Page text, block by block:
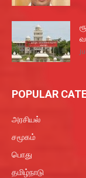
POPULAR
அரசியல்
சமூகம்
பொது
தமிழ்நாடு